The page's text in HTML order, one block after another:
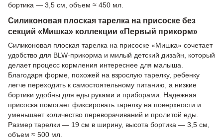
бортика — 3,5 см, объем ≈ 450 мл.
Силиконовая плоская тарелка на присоске без
секций «Мишка» коллекции «Первый прикорм»
Силиконовая плоская тарелка на присоске «Мишка» сочетает
удобство для BLW-прикорма и милый детский дизайн, который
делает процесс кормления интереснее для малыша.
Благодаря форме, похожей на взрослую тарелку, ребенку
легче переходить к самостоятельному питанию, а низкие
бортики удобны для еды руками и приборами. Надежная
присоска помогает фиксировать тарелку на поверхности и
уменьшает количество переворачиваний и пролитой еды.
Размер тарелки — 19 см в ширину, высота бортика — 3,5 см,
объем ≈ 500 мл.